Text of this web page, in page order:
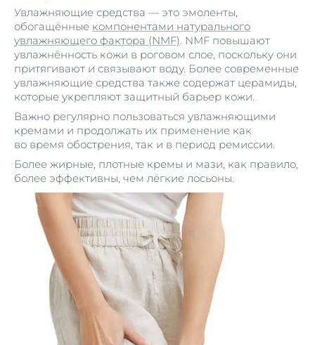
Увлажняющие средства — это эмоленты,
обогащённые компонентами натурального
увлажняющего фактора (NMF). NMF повышают
увлажнённость кожи в роговом слое, поскольку они
притягивают и связывают воду. Более современные
увлажняющие средства также содержат церамиды,
которые укрепляют защитный барьер кожи.
Важно регулярно пользоваться увлажняющими
кремами и продолжать их применение как
во время обострения, так и в период ремиссии.
Более жирные, плотные кремы и мази, как правило,
более эффективны, чем лёгкие лосьоны.